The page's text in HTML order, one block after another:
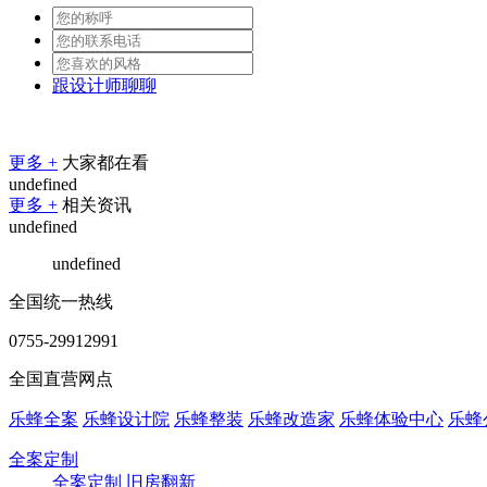
跟设计师聊聊
更多 + 大家都在看
undefined
更多 + 相关资讯
undefined
undefined
全国统一热线
0755-29912991
全国直营网点
乐蜂全案 乐蜂设计院 乐蜂整装 乐蜂改造家 乐蜂体验中心 乐
全案定制
全案定制
旧房翻新